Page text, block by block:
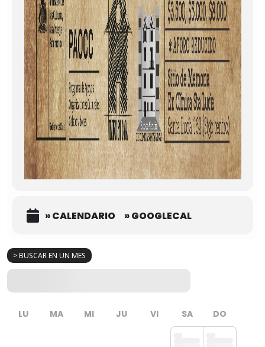
> BUSCAR EN UN MES
LU MA MI JU VI SA DO
» CALENDARIO » GOOGLECAL